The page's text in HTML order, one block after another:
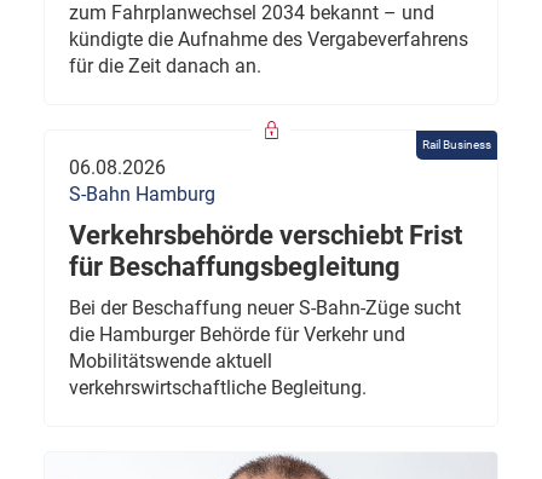
zum Fahrplanwechsel 2034 bekannt – und
kündigte die Aufnahme des Vergabeverfahrens
für die Zeit danach an.
Rail Business
06.08.2026
S-Bahn Hamburg
Verkehrsbehörde verschiebt Frist
für Beschaffungsbegleitung
Bei der Beschaffung neuer S-Bahn-Züge sucht
die Hamburger Behörde für Verkehr und
Mobilitätswende aktuell
verkehrswirtschaftliche Begleitung.